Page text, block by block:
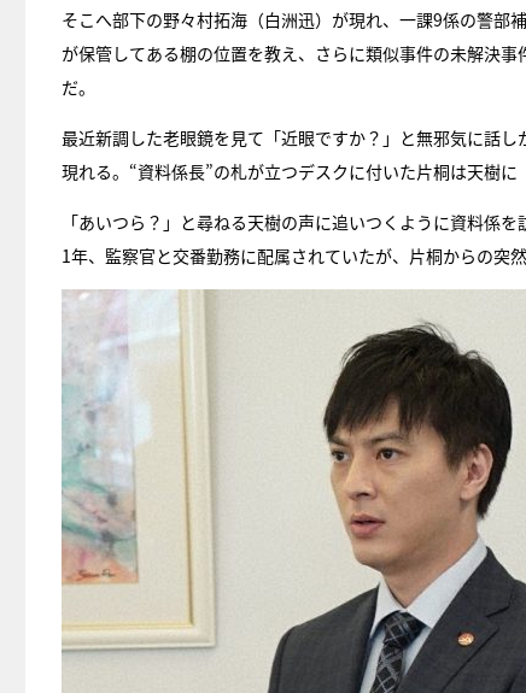
そこへ部下の野々村拓海（白洲迅）が現れ、一課9係の警部
が保管してある棚の位置を教え、さらに類似事件の未解決
だ。
最近新調した老眼鏡を見て「近眼ですか？」と無邪気に話
現れる。“資料係長”の札が立つデスクに付いた片桐は天樹
「あいつら？」と尋ねる天樹の声に追いつくように資料係を
1年、監察官と交番勤務に配属されていたが、片桐からの突